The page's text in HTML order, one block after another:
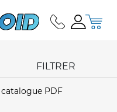
FILTRER
PDF